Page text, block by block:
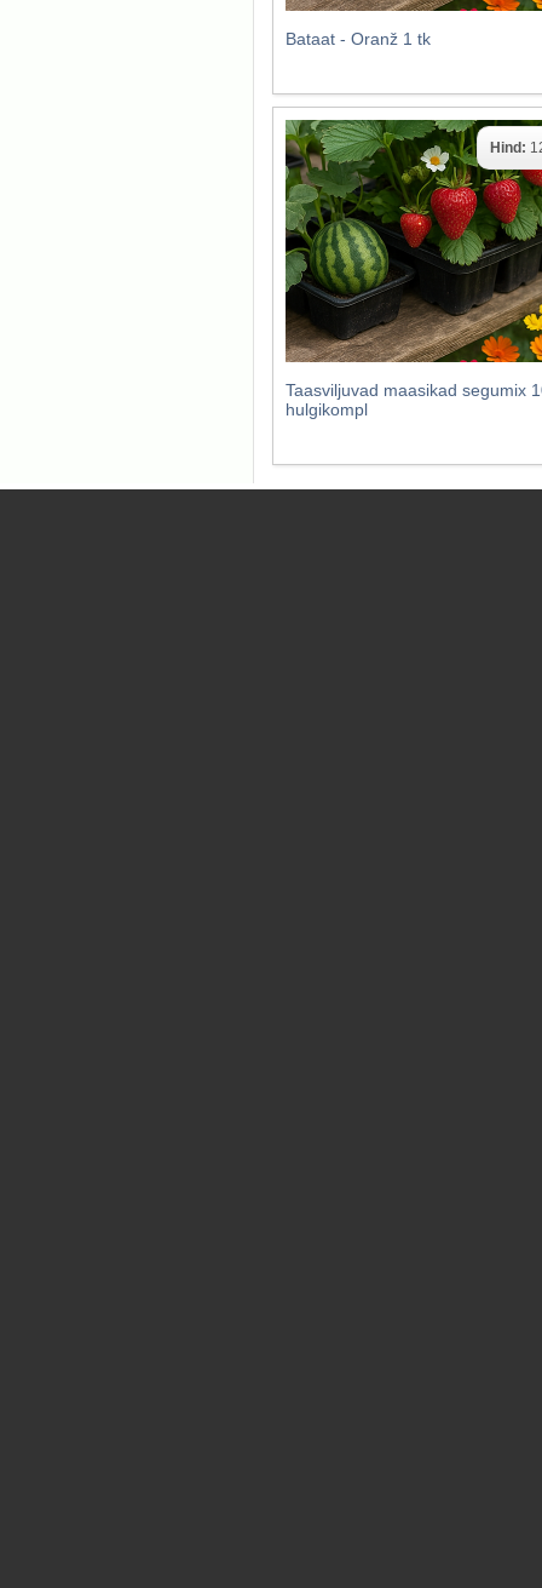
Bataat - Oranž 1 tk
Taasviljuvad maasikad segumix
hulgikompl
Hind: